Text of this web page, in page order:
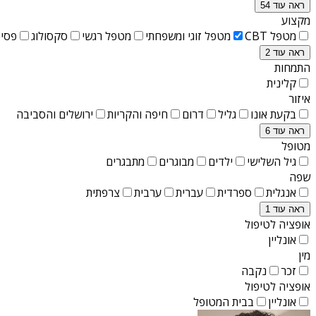
ראה עוד 54
מקצוע
מטפל CBT
מטפל זוגי ומשפחתי מטפל רגשי סקסולוג
ראה עוד 2
התמחות
קלינית
איזור
בקעת אונו
גליל דרום חיפה והקריות ירושלים והסביבה
ראה עוד 6
מטופל
גיל השלישי
ילדים מבוגרים
מתבגרים
שפה
אנגלית
ספרדית עברית ערבית צרפתית
ראה עוד 1
אופציה לטיפול
אונליין
מין
זכר
נקבה
אופציה לטיפול
אונליין
בבית המטופל